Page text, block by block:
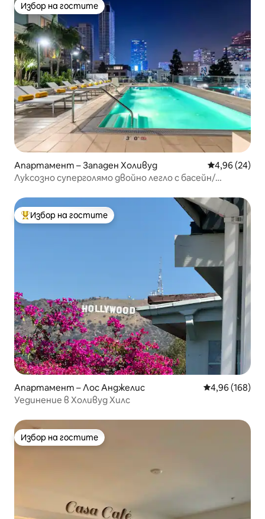
Избор на гостите
Избор на гостите
Апартамент – Западен Холивуд Средна
4,96 (24)
Луксозно суперголямо двойно легло с басейн/
Най-популярен избор на гостите
Избор на гостите
Апартамент – Лос Анджелис Средна
4,96 (168)
Уединение в Холивуд Хилс
Избор на гостите
Избор на гостите